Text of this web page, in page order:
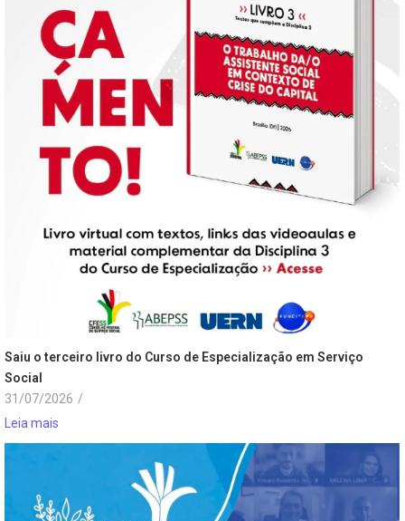
Saiu o terceiro livro do Curso de Especialização em Serviço
Social
31/07/2026 /
Leia mais